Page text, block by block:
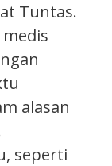
Tuntas.
alasan
seperti